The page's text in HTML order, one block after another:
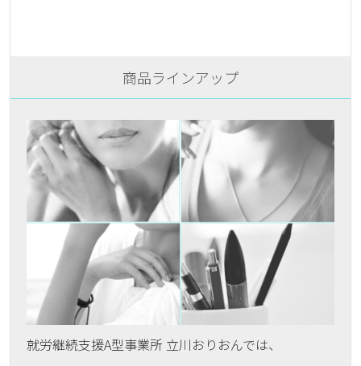
商品ラインアップ
就労継続支援A型事業所 立川おりおんでは、